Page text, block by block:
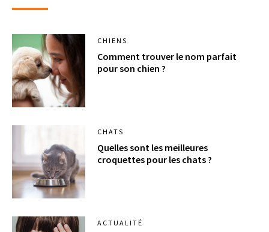
CHIENS
Comment trouver le nom parfait
pour son chien ?
CHATS
Quelles sont les meilleures
croquettes pour les chats ?
ACTUALITÉ